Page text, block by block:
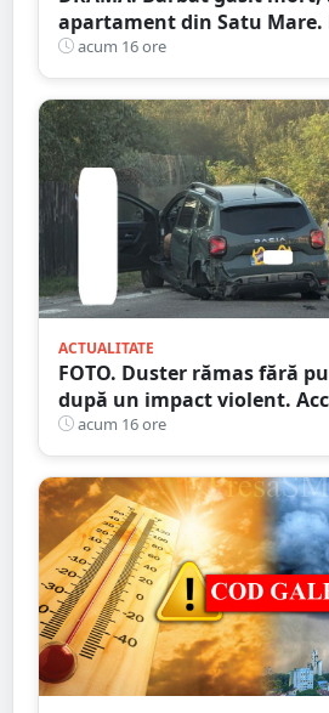
apartament din Satu Mare.
spart ușa
acum 16 ore
ACTUALITATE
FOTO. Duster rămas fără
după un impact violent.
implicarea unei mașini din
acum 16 ore